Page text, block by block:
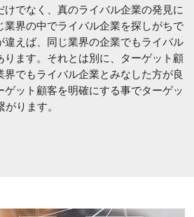
けでなく、真のライバル企業の発見に
業界の中でライバル企業を探しがちで
違えば、同じ業界の企業でもライバル
ります。それとは別に、ターゲット顧
界でもライバル企業とみなした方が良
ゲット顧客を明確にする事でターゲッ
がります。